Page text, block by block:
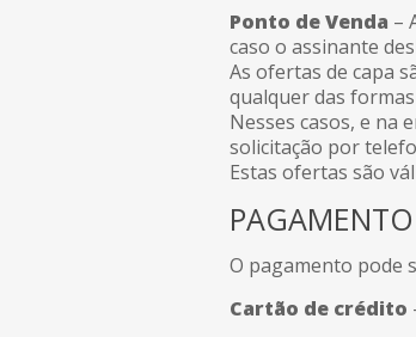
Ponto de Venda –
caso o assinante
As ofertas de capa
qualquer das
Nesses casos, e na
solicitação por
Estas ofertas são
PAGAMENTO
O pagamento pode
Cartão de crédito